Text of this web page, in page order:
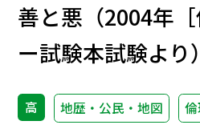
善と悪（2004年
ー試験本試験より）
高 地歴・公民・地図